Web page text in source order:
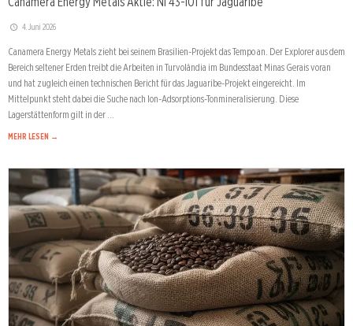
4. Juni 2026
Canamera Energy Metals zieht bei seinem Brasilien-Projekt das Tempo an. Der Explorer aus dem
Bereich seltener Erden treibt die Arbeiten in Turvolândia im Bundesstaat Minas Gerais voran
und hat zugleich einen technischen Bericht für das Jaguaribe-Projekt eingereicht. Im
Mittelpunkt steht dabei die Suche nach Ion-Adsorptions-Tonmineralisierung. Diese
Lagerstättenform gilt in der …
MEHR LESEN →